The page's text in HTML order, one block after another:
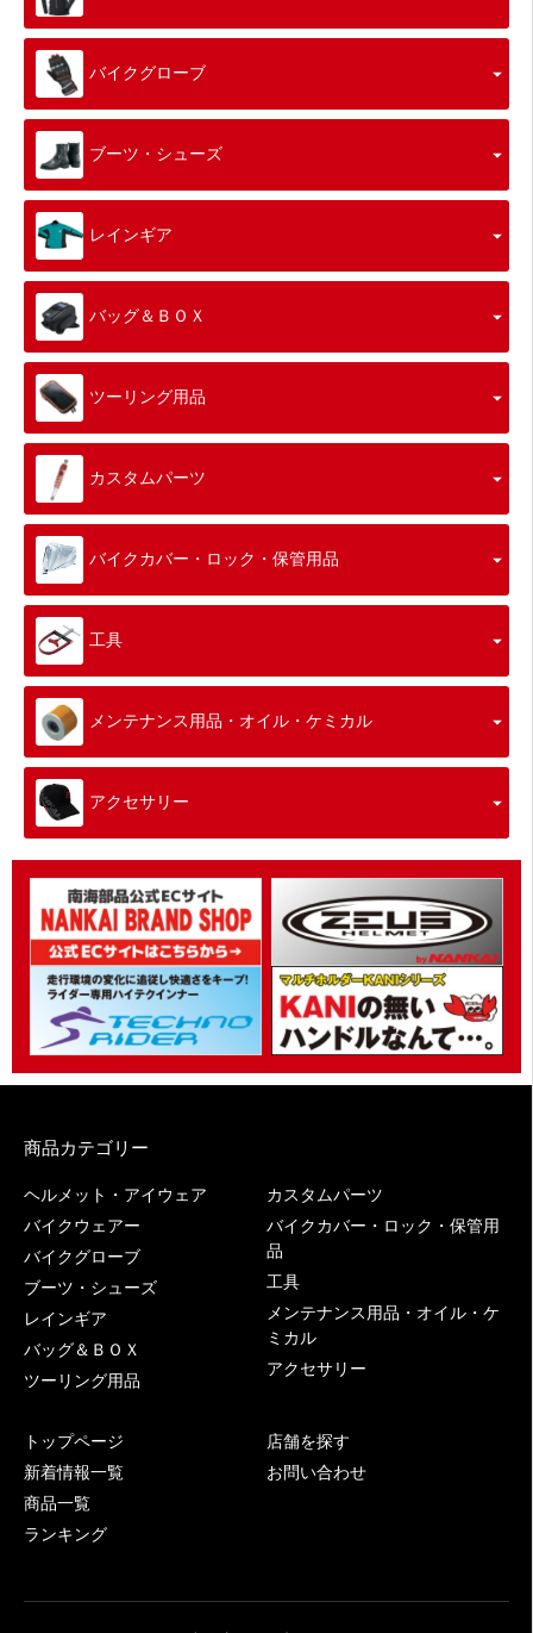
バイクグローブ
ブーツ・シューズ
レインギア
バッグ＆ＢＯＸ
ツーリング用品
カスタムパーツ
バイクカバー・ロック・保管用品
工具
メンテナンス用品・オイル・ケミカル
アクセサリー
商品カテゴリー
ヘルメット・アイウェア
バイクウェアー
バイクグローブ
ブーツ・シューズ
レインギア
バッグ＆ＢＯＸ
ツーリング用品
カスタムパーツ
バイクカバー・ロック・保管用
品
工具
メンテナンス用品・オイル・ケ
ミカル
アクセサリー
トップページ
新着情報一覧
商品一覧
ランキング
店舗を探す
お問い合わせ